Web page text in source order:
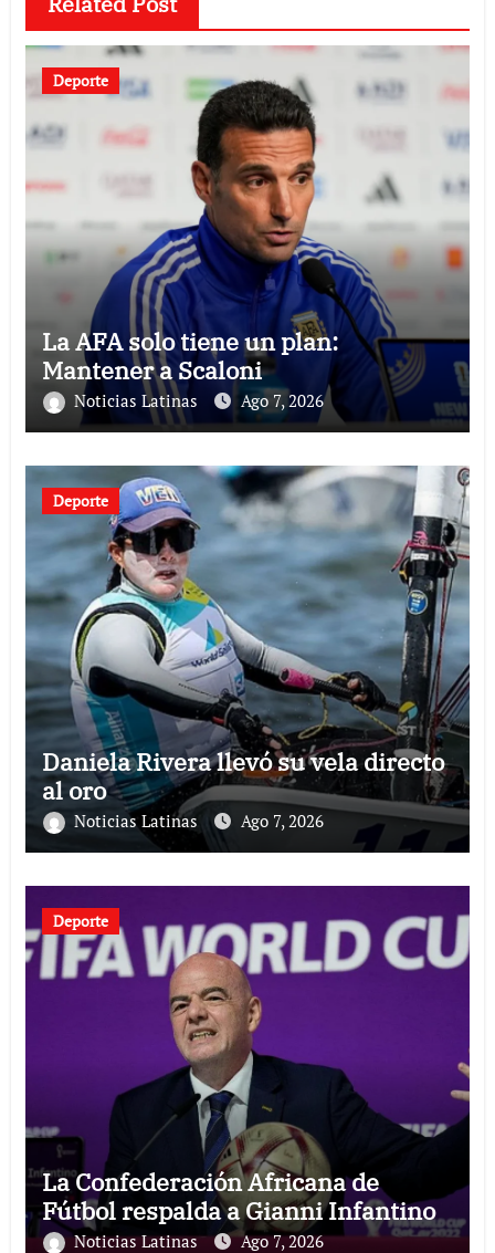
Deporte
La AFA solo tiene un plan:
Mantener a Scaloni
Noticias Latinas Ago 7, 2026
Deporte
Daniela Rivera llevó su vela directo
al oro
Noticias Latinas Ago 7, 2026
Deporte
La Confederación Africana de
Fútbol respalda a Gianni Infantino
Noticias Latinas Ago 7, 2026